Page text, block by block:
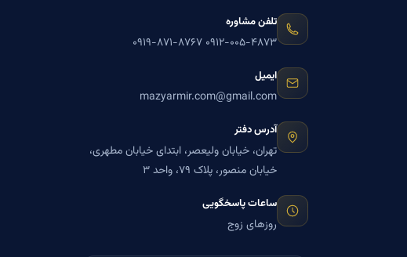
تلفن مشاوره
۰۹۱۲-۰۰۵-۴۸۷۳ ۰۹۱۹-۸۷۱-۸۷۶۷
ایمیل
mazyarmir.com@gmail.com
آدرس دفتر
تهران، خیابان ولیعصر، ابتدای خیابان مطهری،
خیابان منصور، پلاک ۷۹، واحد ۳
ساعات پاسخگویی
روزهای زوج